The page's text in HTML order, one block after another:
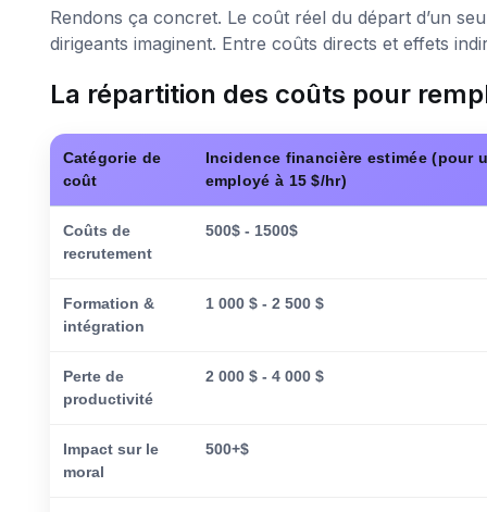
Rendons ça concret. Le coût réel du départ d’un
dirigeants imaginent. Entre coûts directs et effets
La répartition des coûts pour
Catégorie de
coût
Incidence financière estimée (pour
employé à 15 $/hr)
Coûts de
recrutement
500$ - 1500$
Formation &
intégration
1 000 $ - 2 500 $
Perte de
productivité
2 000 $ - 4 000 $
Impact sur le
moral
500+$